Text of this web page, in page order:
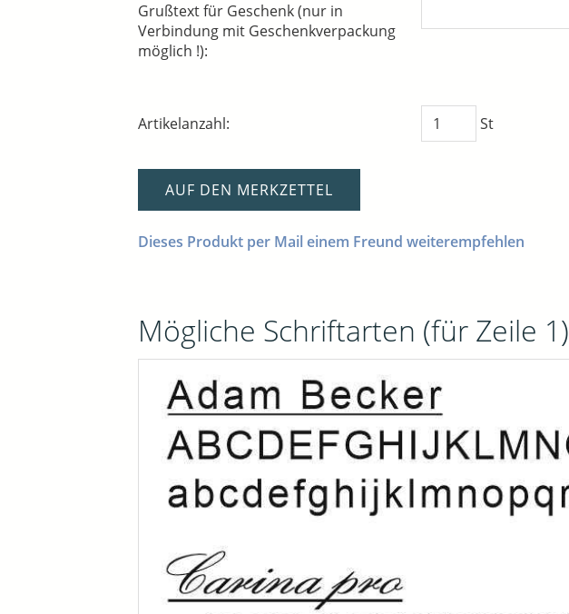
Grußtext für Geschenk (nur in
Verbindung mit Geschenkverpackung
möglich !):
Artikelanzahl: St
AUF DEN MERKZETTEL
Dieses Produkt per Mail einem Freund weiterempfehlen
Mögliche Schriftarten (für Zeile 1)